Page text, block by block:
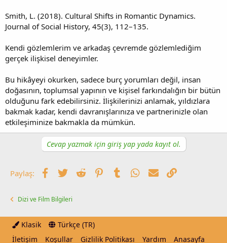
Smith, L. (2018). Cultural Shifts in Romantic Dynamics.
Journal of Social History, 45(3), 112–135.
Kendi gözlemlerim ve arkadaş çevremde gözlemlediğim
gerçek ilişkisel deneyimler.
Bu hikâyeyi okurken, sadece burç yorumları değil, insan
doğasının, toplumsal yapının ve kişisel farkındalığın bir bütün
olduğunu fark edebilirsiniz. İlişkilerinizi anlamak, yıldızlara
bakmak kadar, kendi davranışlarınıza ve partnerinizle olan
etkileşiminize bakmakla da mümkün.
Cevap yazmak için giriş yap yada kayıt ol.
Paylaş: Facebook
TwitterReddit PinterestTumblrWhatsApp
E-postaLink
Dizi ve Film Bilgileri
Klasik
Türkçe (TR)
İletişim
Koşullar Gizlilik Politikası Yardım Anasayfa